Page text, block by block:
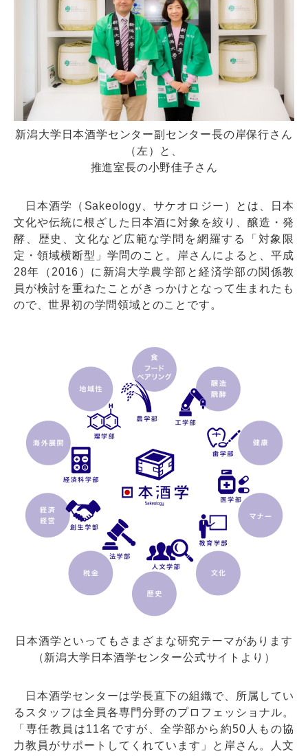
新潟大学日本酒学センター副センター長の岸保行さん
（左）と、
推進室長の小野佳子さん
日本酒学（Sakeology、サケオロジー）とは、日本
文化や伝統に根ざした日本酒に対象を絞り、醸造・発
酵、歴史、文化など広範な学問を網羅する「対象限
定・領域横断型」学問のこと。岸さんによると、平成
28年（2016）に新潟大学農学部と経済学部の関係教
員が検討を重ねたことがきっかけとなって生まれたも
ので、世界初の学問領域とのことです。
日本酒学といってもさまざまな研究テーマがあります
（新潟大学日本酒学センター公式サイトより）
日本酒学センターは学長直下の組織で、所属してい
るスタッフは全員各専門分野のプロフェッショナル。
「専任教員は11名ですが、全学部から約50人もの協
力教員がサポートしてくれています」と岸さん。人文